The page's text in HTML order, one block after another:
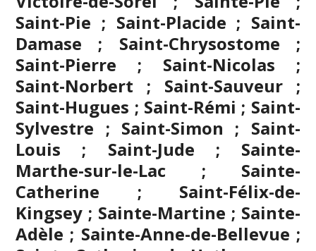
Saint-Pie ; Saint-Placide ; Saint-
Damase ; Saint-Chrysostome ;
Saint-Pierre ; Saint-Nicolas ;
Saint-Norbert ; Saint-Sauveur ;
Saint-Hugues ; Saint-Rémi ; Saint-
Sylvestre ; Saint-Simon ; Saint-
Louis ; Saint-Jude ; Sainte-
Marthe-sur-le-Lac ; Sainte-
Catherine ; Saint-Félix-de-
Kingsey ; Sainte-Martine ; Sainte-
Adèle ; Sainte-Anne-de-Bellevue ;